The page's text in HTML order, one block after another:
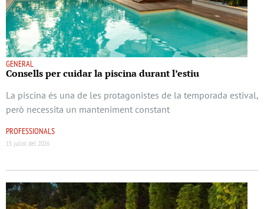
GENERAL
Consells per cuidar la piscina durant l’estiu
La piscina és una de les protagonistes de la temporada estival,
però necessita un manteniment constant
PROFESSIONALS
15 juliol del 2026